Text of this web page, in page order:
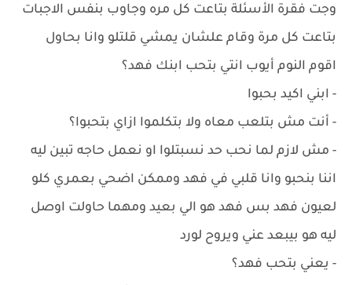
وجت فقرة الأسئلة بتاعت كل مره وجاوب بنفس الاجبات
بتاعت كل مرة وقام علشان يمشي قلتلو وانا بحاول
اقوم النوم أيوب انتي بتحب ابنك فهد؟
- ابني اكيد بحبوا
- أنت مش بتلعب معاه ولا بتكلموا ازاي بتحبوا؟
- مش لازم لما نحب حد نسبتلوا او نعمل حاجه تبين ليه
اننا بنحبو وانا قلبي في فهد وممكن اضحي بعمري كلو
لعيون فهد بس فهد هو الي بعيد ومهما حاولت اوصل
ليه هو بيبعد عني ويروح لورد
- يعني بتحب فهد؟